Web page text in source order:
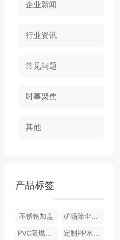
企业新闻
行业资讯
常见问题
时事聚焦
其他
产品标签
不锈钢加盖 矿场除尘设备
PVC阻燃喷淋塔 定制PP水洗塔